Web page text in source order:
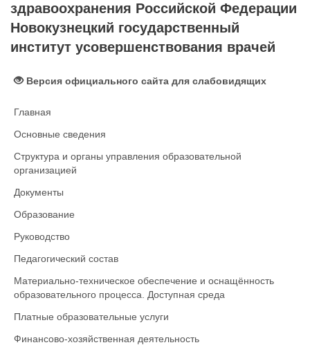
здравоохранения Российской Федерации
Новокузнецкий государственный
институт усовершенствования врачей
Версия официального сайта для слабовидящих
Главная
Основные сведения
Структура и органы управления образовательной
организацией
Документы
Образование
Руководство
Педагогический состав
Материально-техническое обеспечение и оснащённость
образовательного процесса. Доступная среда
Платные образовательные услуги
Финансово-хозяйственная деятельность